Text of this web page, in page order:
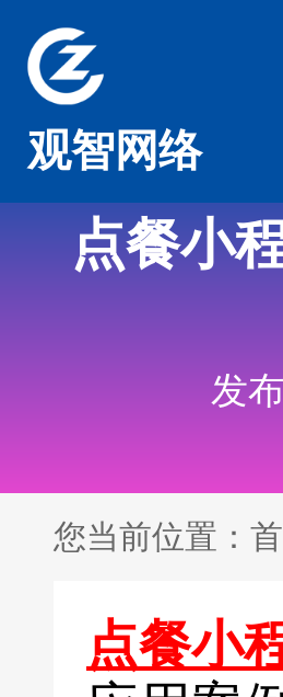
观智网络
点餐小
发
您当前位置：
点餐小